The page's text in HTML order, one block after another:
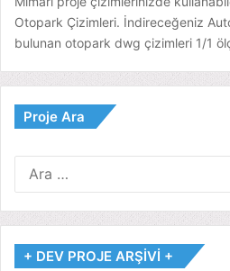
Otopark Çizimleri. İndireceğeniz
bulunan otopark dwg çizimleri 1/1
Proje Ara
+ DEV PROJE ARŞİVİ +